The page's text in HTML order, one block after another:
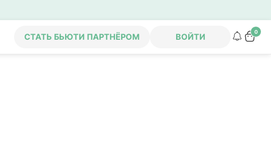
СТАТЬ БЬЮТИ ПАРТНЁРОМ ВОЙТИ 0